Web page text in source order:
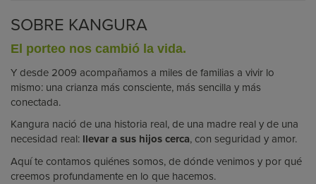
SOBRE KANGURA
El porteo nos cambió la vida.
Y desde 2009 acompañamos a miles de familias a vivir lo
mismo: una crianza más consciente, más sencilla y más
conectada.
Kangura nació de una historia real, de una madre real y de una
necesidad real: llevar a sus hijos cerca, con seguridad y amor.
Aquí te contamos quiénes somos, de dónde venimos y por qué
creemos profundamente en lo que hacemos.